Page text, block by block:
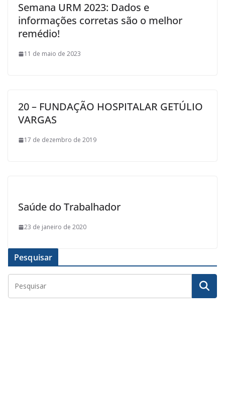
Semana URM 2023: Dados e
informações corretas são o melhor
remédio!
11 de maio de 2023
20 – FUNDAÇÃO HOSPITALAR GETÚLIO
VARGAS
17 de dezembro de 2019
Saúde do Trabalhador
23 de janeiro de 2020
Pesquisar